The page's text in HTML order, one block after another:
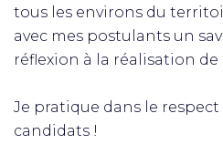
tous les environs du
avec mes postulants un
réflexion à la réalisation de
Je pratique dans le
candidats !